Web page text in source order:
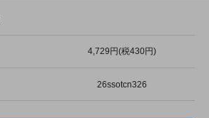
4,729円(税430円)
26ssotcn326